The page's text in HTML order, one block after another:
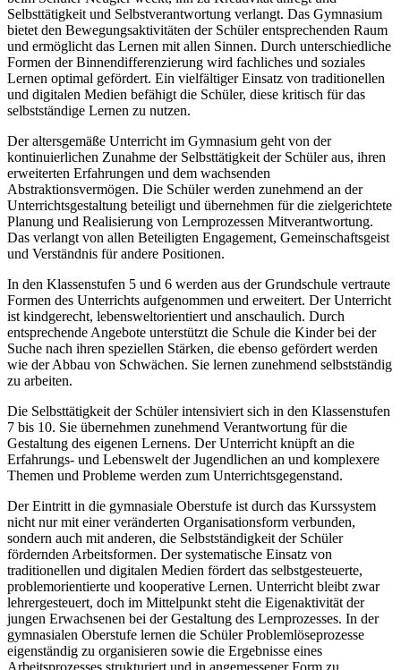
Selbsttätigkeit und Selbstverantwortung verlangt. Das Gymnasium
bietet den Bewegungsaktivitäten der Schüler entsprechenden Raum
und ermöglicht das Lernen mit allen Sinnen. Durch unterschiedliche
Formen der Binnendifferenzierung wird fachliches und soziales
Lernen optimal gefördert. Ein vielfältiger Einsatz von traditionellen
und digitalen Medien befähigt die Schüler, diese kritisch für das
selbstständige Lernen zu nutzen.
Der altersgemäße Unterricht im Gymnasium geht von der
kontinuierlichen Zunahme der Selbsttätigkeit der Schüler aus, ihren
erweiterten Erfahrungen und dem wachsenden
Abstraktionsvermögen. Die Schüler werden zunehmend an der
Unterrichtsgestaltung beteiligt und übernehmen für die zielgerichtete
Planung und Realisierung von Lernprozessen Mitverantwortung.
Das verlangt von allen Beteiligten Engagement, Gemeinschaftsgeist
und Verständnis für andere Positionen.
In den Klassenstufen 5 und 6 werden aus der Grundschule vertraute
Formen des Unterrichts aufgenommen und erweitert. Der Unterricht
ist kindgerecht, lebensweltorientiert und anschaulich. Durch
entsprechende Angebote unterstützt die Schule die Kinder bei der
Suche nach ihren speziellen Stärken, die ebenso gefördert werden
wie der Abbau von Schwächen. Sie lernen zunehmend selbstständig
zu arbeiten.
Die Selbsttätigkeit der Schüler intensiviert sich in den Klassenstufen
7 bis 10. Sie übernehmen zunehmend Verantwortung für die
Gestaltung des eigenen Lernens. Der Unterricht knüpft an die
Erfahrungs- und Lebenswelt der Jugendlichen an und komplexere
Themen und Probleme werden zum Unterrichtsgegenstand.
Der Eintritt in die gymnasiale Oberstufe ist durch das Kurssystem
nicht nur mit einer veränderten Organisationsform verbunden,
sondern auch mit anderen, die Selbstständigkeit der Schüler
fördernden Arbeitsformen. Der systematische Einsatz von
traditionellen und digitalen Medien fördert das selbstgesteuerte,
problemorientierte und kooperative Lernen. Unterricht bleibt zwar
lehrergesteuert, doch im Mittelpunkt steht die Eigenaktivität der
jungen Erwachsenen bei der Gestaltung des Lernprozesses. In der
gymnasialen Oberstufe lernen die Schüler Problemlöseprozesse
eigenständig zu organisieren sowie die Ergebnisse eines